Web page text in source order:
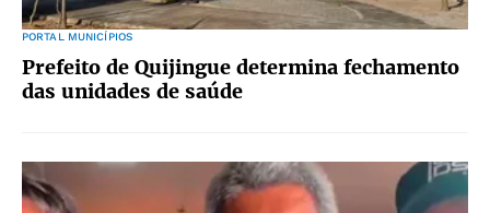
PORTAL MUNICÍPIOS
Prefeito de Quijingue determina fechamento
das unidades de saúde